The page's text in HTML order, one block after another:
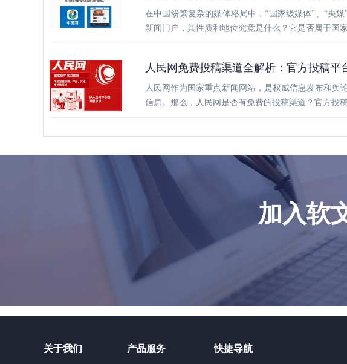
在中国纷繁复杂的媒体格局中，“国家级媒体”、“央
新闻门户，其性质和地位究竟是什么？它是否属于国
人民网免费投稿渠道全解析：官方投稿平
人民网作为国家重点新闻网站，是权威信息发布和
信息。那么，人民网是否有免费的投稿渠道？官方投
加入软
关于我们 产品服务 快捷导航